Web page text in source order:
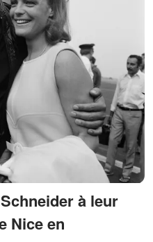
à leur
Nice en